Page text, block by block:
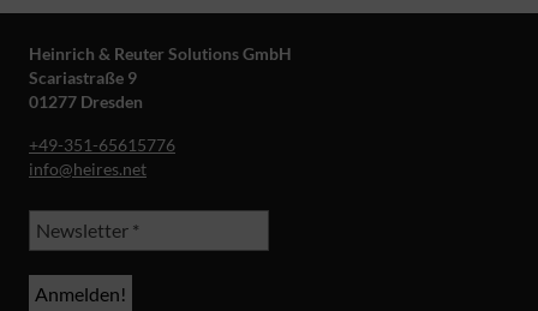
Heinrich & Reuter Solutions GmbH
Scariastraße 9
01277 Dresden
+49-351-65615776
info@heires.net